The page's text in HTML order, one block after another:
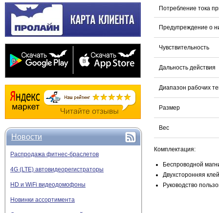
Новости
Распродажа фитнес-браслетов
4G (LTE) автовидеорегистраторы
HD и WiFi видеодомофоны
Новинки ассортимента
Потребление тока
Предупреждение о
Чувствительность
Дальность действия
Диапазон рабочих
Размер
Вес
Комплектация:
Беспроводной
Двухсторонняя
Руководство